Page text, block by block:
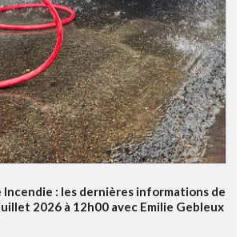
Incendie : les dernières informations de
2026 à 12h00 avec Emilie Gebleux